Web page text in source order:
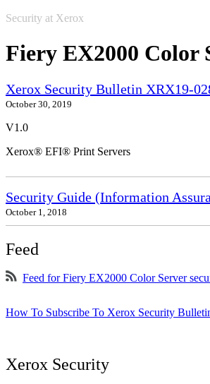
Security at Xerox
Fiery EX2000 Color
Xerox Security Bulletin XRX19-
October 30, 2019
V1.0
Xerox® EFI® Print Servers
Security Guide (Information
October 1, 2018
Feed
Feed for Fiery EX2000 Color Server
How To Subscribe To Xerox Security
Xerox Security